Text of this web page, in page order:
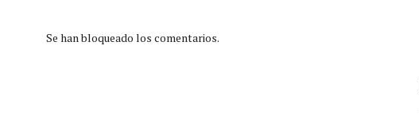
Se han bloqueado los comentarios.